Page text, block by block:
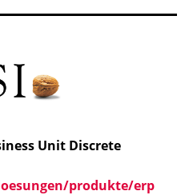
Unit Discrete
produkte/erp